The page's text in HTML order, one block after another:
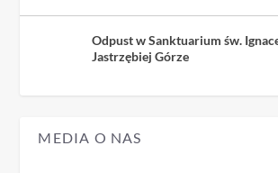
Odpust w Sanktuarium św.
Jastrzębiej Górze
MEDIA O NAS